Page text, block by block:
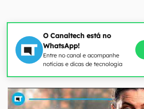
O Canaltech está no
WhatsApp!
Entre no canal e acompanhe
notícias e dicas de tecnologia